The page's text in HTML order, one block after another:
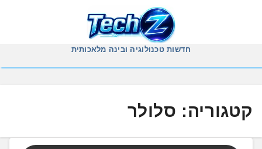
חדשות טכנולוגיה ובינה מלאכותית
קטגוריה: סלולר